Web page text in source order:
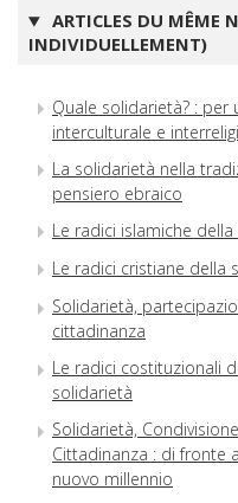
ARTICLES DU MÊME
INDIVIDUELLEMENT)
Quale solidarietà? : per
interculturale e
La solidarietà nella
pensiero ebraico
Le radici islamiche
Le radici cristiane della
Solidarietà,
cittadinanza
Le radici costituzionali
solidarietà
Solidarietà,
Cittadinanza : di fronte
nuovo millennio